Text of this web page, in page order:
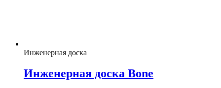
Инженерная доска
Инженерная доска Bone